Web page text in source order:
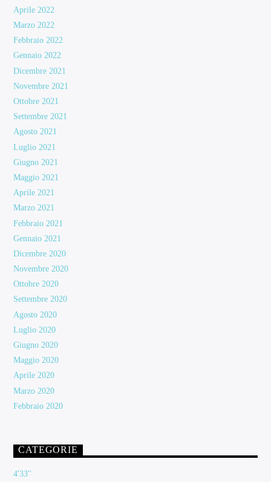
Aprile 2022
Marzo 2022
Febbraio 2022
Gennaio 2022
Dicembre 2021
Novembre 2021
Ottobre 2021
Settembre 2021
Agosto 2021
Luglio 2021
Giugno 2021
Maggio 2021
Aprile 2021
Marzo 2021
Febbraio 2021
Gennaio 2021
Dicembre 2020
Novembre 2020
Ottobre 2020
Settembre 2020
Agosto 2020
Luglio 2020
Giugno 2020
Maggio 2020
Aprile 2020
Marzo 2020
Febbraio 2020
CATEGORIE
4'33''